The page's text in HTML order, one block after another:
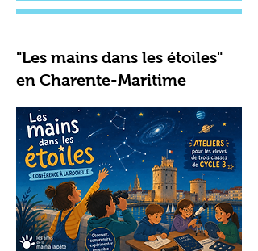
"Les mains dans les étoiles"
en Charente-Maritime